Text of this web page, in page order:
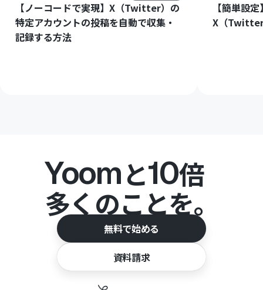
【ノーコードで実現】X（Twitter）の
特定アカウントの投稿を自動で収集・
記録する方法
【簡単設
X（Twitter
Yoomと10倍
多くのことを。
無料で始める
資料請求